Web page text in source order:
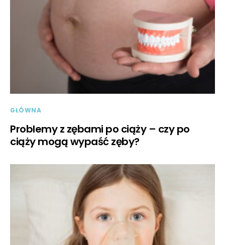
GŁÓWNA
Problemy z zębami po ciąży – czy po
ciąży mogą wypaść zęby?